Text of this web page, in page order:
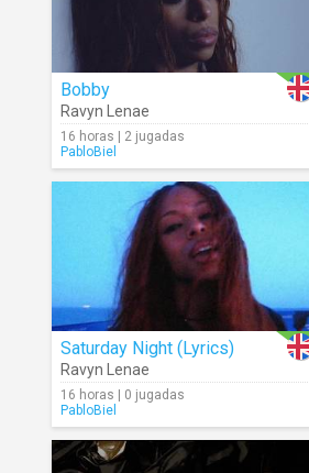
Bobby
Ravyn Lenae
16 horas | 2 jugadas
PabloBiel
Saturday Night (Lyrics)
Ravyn Lenae
16 horas | 0 jugadas
PabloBiel